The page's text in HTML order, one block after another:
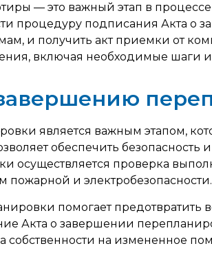
— это важный этап в
процедуру подписания Акта о
и получить акт приемки от
включая необходимые шаги
является важным этапом,
обеспечить
осуществляется проверка
пожарной и электробезопасности.
помогает
Акта о завершении
на измененное